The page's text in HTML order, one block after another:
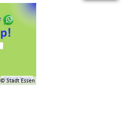
© Stadt Essen